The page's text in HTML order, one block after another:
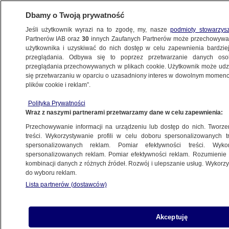
BIZNES
Z KRAJU
interwencję"
8.09.2024, 08:43
Udostępnij
Dbamy o Twoją prywatność
Jeśli użytkownik wyrazi na to zgodę, my, naszepodmioty
Partnerów IAB oraz30 innych Zaufanych Partnerów może
użytkownika i uzyskiwać do nich dostęp w celu zapewnienia
przeglądania. Odbywa się to poprzez przetwarzanie danych
przeglądania przechowywanych w plikach cookie. Użytkownik może
się przetwarzaniu w oparciu o uzasadniony interes w dowolnym
plików cookie i reklam”.
Polityka Prywatności
Wraz z naszymi partnerami przetwarzamy dane w celu zapewnienia:
Przechowywanie informacji na urządzeniu lub dostęp do nich.
treści. Wykorzystywanie profili w celu doboru spersonalizowanych
spersonalizowanych reklam. Pomiar efektywności treści.
spersonalizowanych reklam. Pomiar efektywności reklam.
kombinacji danych z różnych źródeł. Rozwój i ulepszanie usług.
do wyboru reklam.
Lista partnerów (dostawców)
Akceptuję